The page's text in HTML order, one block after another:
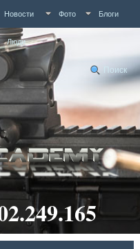
Новости Фото Блоги
Люди
Поиск